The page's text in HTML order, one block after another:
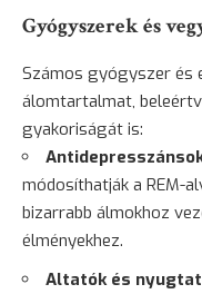
Gyógyszerek és
Számos gyógyszer és
álomtartalmat,
gyakoriságát is:
módosíthatják a REM-
bizarrabb álmokhoz
élményekhez.
Altatók és